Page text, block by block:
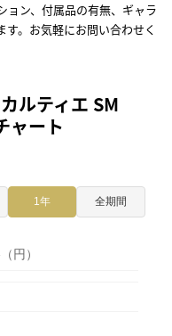
ョン、付属品の有無、ギャラ
。お気軽にお問い合わせく
ルティエ SM
ャート
1年 全期間